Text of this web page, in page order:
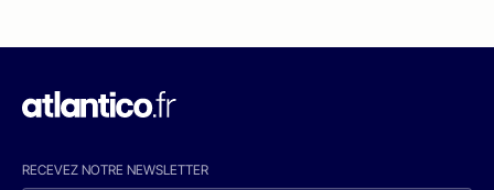
RECEVEZ NOTRE NEWSLETTER